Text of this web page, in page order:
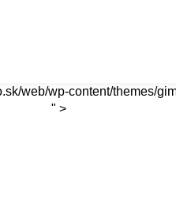
web/wp-content/themes/
" >